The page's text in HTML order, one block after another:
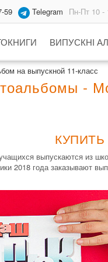
59 Telegram Пн-Пт 10 -
ВИПУСКНІ
на выпускной 11-класс
-
выпускаются из
2018 года заказывают